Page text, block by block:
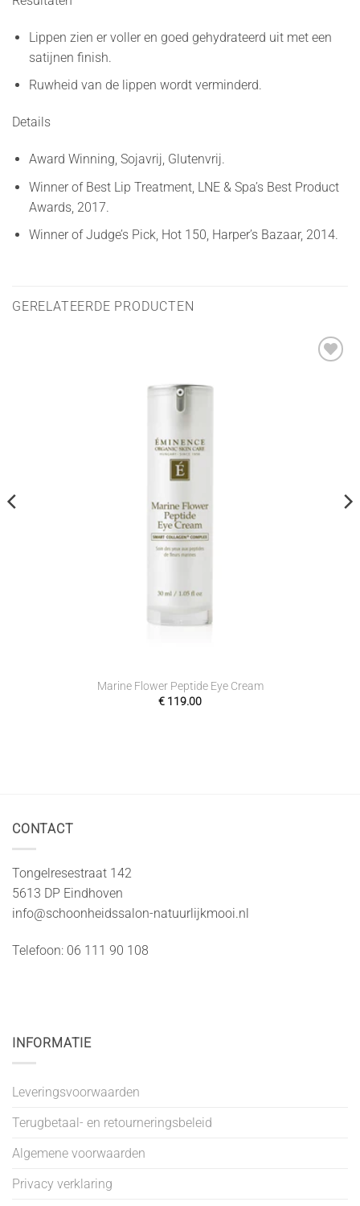
Lippen zien er voller en goed gehydrateerd uit met een
satijnen finish.
Ruwheid van de lippen wordt verminderd.
Details
Award Winning, Sojavrij, Glutenvrij.
Winner of Best Lip Treatment, LNE & Spa’s Best Product
Awards, 2017.
Winner of Judge’s Pick, Hot 150, Harper’s Bazaar, 2014.
GERELATEERDE PRODUCTEN
Marine Flower Peptide Eye Cream
€ 119.00
CONTACT
Tongelresestraat 142
5613 DP Eindhoven
info@schoonheidssalon-natuurlijkmooi.nl
Telefoon: 06 111 90 108
INFORMATIE
Leveringsvoorwaarden
Terugbetaal- en retourneringsbeleid
Algemene voorwaarden
Privacy verklaring